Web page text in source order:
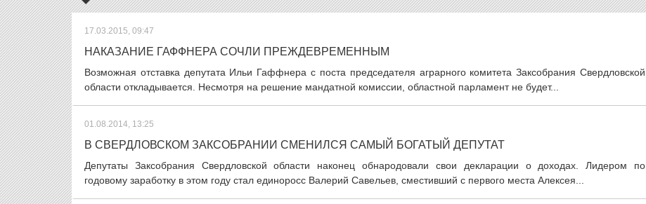
17.03.2015, 09:47
НАКАЗАНИЕ ГАФФНЕРА СОЧЛИ ПРЕЖДЕВРЕМЕННЫМ
Возможная отставка депутата Ильи Гаффнера с поста председателя аграрного комитета Заксобрания Свердловской
области откладывается. Несмотря на решение мандатной комиссии, областной парламент не будет...
01.08.2014, 13:25
В СВЕРДЛОВСКОМ ЗАКСОБРАНИИ СМЕНИЛСЯ САМЫЙ БОГАТЫЙ ДЕПУТАТ
Депутаты Заксобрания Свердловской области наконец обнародовали свои декларации о доходах. Лидером по
годовому заработку в этом году стал единоросс Валерий Савельев, сместивший с первого места Алексея...